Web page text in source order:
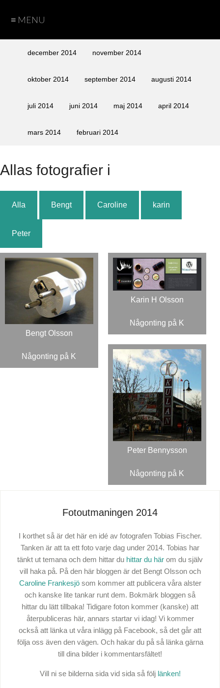
≡ MENU
sida
sida
Fotograf
Cookiedecember 2014 november 2014
oktober 2014 september 2014 augusti 2014
juli 2014 juni 2014 maj 2014 april 2014
mars 2014 februari 2014
Allas fotografier i
Alla Bengt Caroline karin
Peter
Bengt Olsson
Någonting på K
Karin H Olsson
Någonting på K
Peter Bennysson
Någonting på K
Fotoutmaningen 2014
I korthet så är det här en idé av fotografen Tobias Fischer.
Tanken är att ta ett foto varje dag under 2014. Tobias har
tänkt ut temana och dem hittar du hittar du här om du själv
vill haka på. På den här bloggen är det Bengt Olsson och
Caroline Frankesjösom kommer att publicera våra alster
och kanske lite tankar runt dem. Bokmärk bloggen så
hittar du lätt tillbaka! Tidigare foton kommer (kanske) att
återpubliceras här, annars startar vi idag! Vi kommer
också att länka ut våra inlägg på Facebook, så det går att
följa oss även den vägen. Och hakar du på så länka gärna
till dina bilder i kommentarsfältet!
Vill ni se bilderna sida vid sida så följ länken!